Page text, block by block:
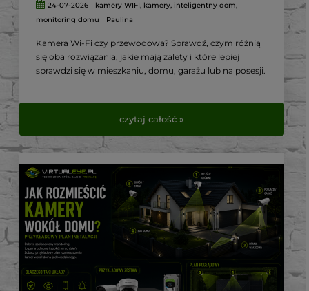
24-07-2026 kamery WIFI, kamery, inteligentny dom,
monitoring domu
Paulina
Kamera Wi-Fi czy przewodowa? Sprawdź, czym różnią
się oba rozwiązania, jakie mają zalety i które lepiej
sprawdzi się w mieszkaniu, domu, garażu lub na posesji.
czytaj całość »